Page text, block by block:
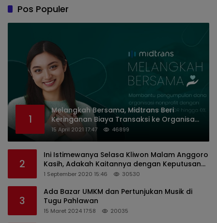
Pos Populer
1
Melangkah Bersama, Midtrans Beri
Keringanan Biaya Transaksi ke Organisasi
Nirlaba Indonesia
15 April 2021 17:47 46899
2
Ini Istimewanya Selasa Kliwon Malam Anggoro
Kasih, Adakah Kaitannya dengan Keputusan
PDIP?
1 September 2020 15:46 30530
3
Ada Bazar UMKM dan Pertunjukan Musik di
Tugu Pahlawan
15 Maret 2024 17:58 20035